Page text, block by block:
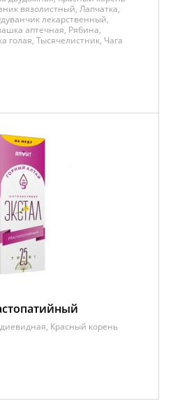
вязолистный, Лапчатка,
лекарственный,
аптечная, Рябина,
голая, Тысячелистник, Чага
Красный корень